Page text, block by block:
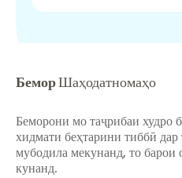
БеморШаҳодатномаҳо
Беморони мо таҷрибаи худро
хидмати беҳтарини тиббӣ
мубодила мекунанд, то барои
кунанд.